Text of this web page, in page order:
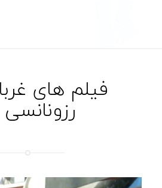
فیلم های
رزونانسی